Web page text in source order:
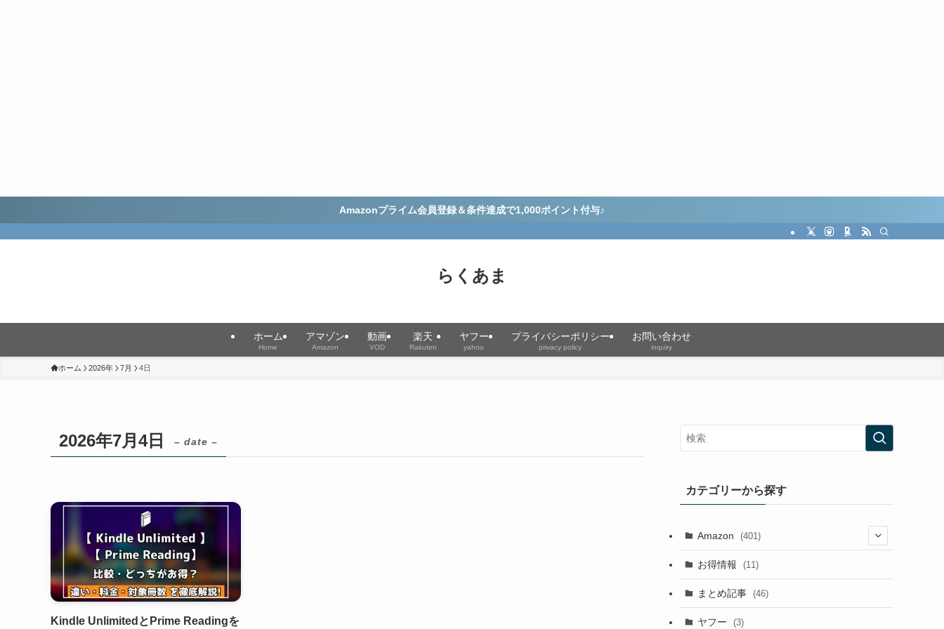
Amazonプライム会員登録＆条件達成で1,000ポイント付与♪
らくあま
ホーム
Home
アマゾン
Amazon
動画
VOD
楽天
Rakuten
ヤフー
yahoo
プライバシーポリシー
privacy policy
お問い合わせ
inquiry
ホーム 2026年 7月 4日
2026年7月4日 – date –
Kindle UnlimitedとPrime Readingを
カテゴリーから探す
Amazon (401)
お得情報 (11)
まとめ記事 (46)
ヤフー (3)